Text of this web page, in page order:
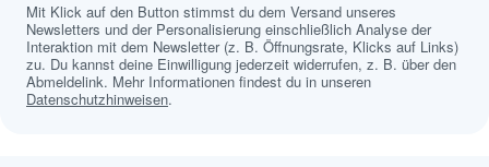
Mit Klick auf den Button stimmst du dem Versand unseres
Newsletters und der Personalisierung einschließlich Analyse der
Interaktion mit dem Newsletter (z. B. Öffnungsrate, Klicks auf Links)
zu. Du kannst deine Einwilligung jederzeit widerrufen, z. B. über den
Abmeldelink. Mehr Informationen findest du in unseren
Datenschutzhinweisen.